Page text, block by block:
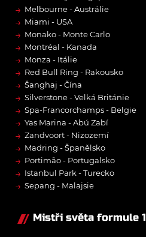
→ Melbourne - Austrálie
→ Miami - USA
→ Monako - Monte Carlo
→ Montréal - Kanada
→ Monza - Itálie
→ Red Bull Ring - Rakousko
→ Šanghaj - Čína
→ Silverstone - Velká Británie
→ Spa-Francorchamps - Belgie
→ Yas Marina - Abú Zabí
→ Zandvoort - Nizozemí
→ Madring - Španělsko
→ Portimão - Portugalsko
→ Istanbul Park - Turecko
→ Sepang - Malajsie
Mistři světa formule 1